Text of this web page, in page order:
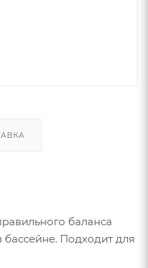
баланса
Подходит для